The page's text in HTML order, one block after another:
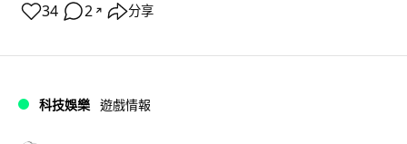
34 2 ↗ 分享
科技娛樂 遊戲情報